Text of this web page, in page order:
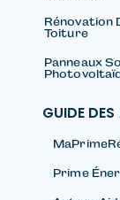
Rénovation
Toiture
Panneaux
GUIDE DES
Prime